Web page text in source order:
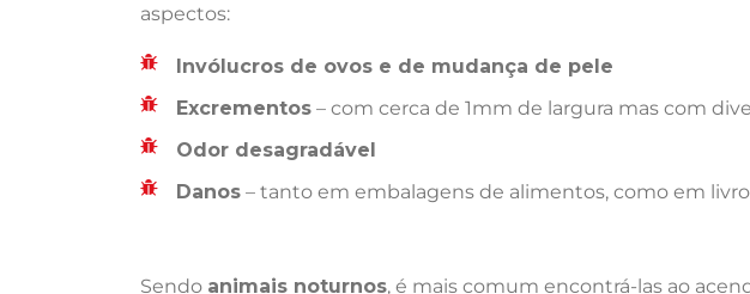
aspectos:
Invólucros de ovos e de mudança de pele
Excrementos – com cerca de 1mm de largura mas com
Odor desagradável
Danos – tanto em embalagens de alimentos, como em
Sendo animais noturnos, é mais comum encontrá-las ao